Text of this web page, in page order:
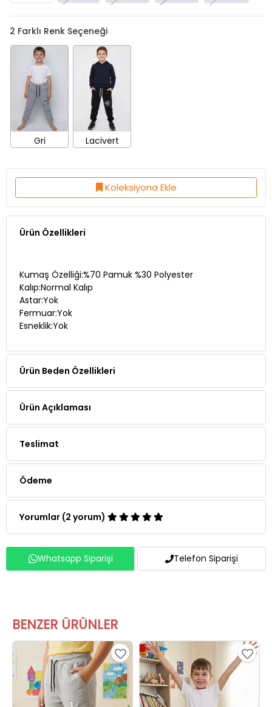
2 Farklı Renk Seçeneği
Gri Lacivert
Koleksiyona Ekle
Ürün Özellikleri
Kumaş Özelliği:%70 Pamuk %30 Polyester
Kalıp:Normal Kalıp
Astar:Yok
Fermuar:Yok
Esneklik:Yok
Ürün Beden Özellikleri
Ürün Açıklaması
Teslimat
Ödeme
Yorumlar (2 yorum)
Whatsapp Siparişi Telefon Siparişi
BENZER ÜRÜNLER